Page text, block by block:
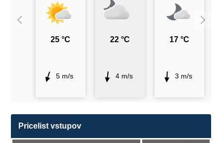
25 °C
5 m/s
22 °C
4 m/s
17 °C
3 m/s
Pricelist vstupov